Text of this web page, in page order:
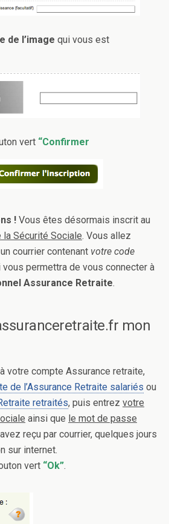
de l’image qui vous est
vert “Confirmer
! Vous êtes désormais inscrit au
Sécurité Sociale. Vous allez
un courrier contenant votre code
vous permettra de vous connecter à
Assurance Retraite.
mon
votre compte Assurance retraite,
de l’Assurance Retraite salariés ou
retraités, puis entrez votre
ainsi que le mot de passe
reçu par courrier, quelques jours
sur internet.
vert “Ok”.